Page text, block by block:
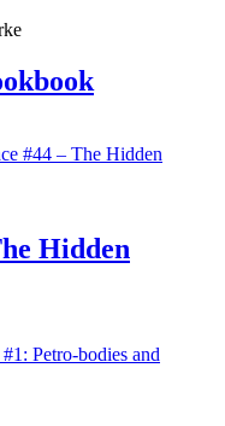
Hidden